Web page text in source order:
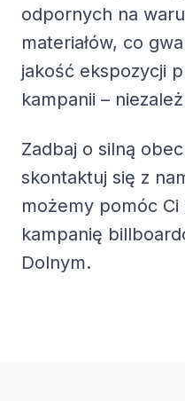
odpornych na
materiałów, co
jakość ekspozycji
kampanii –
Zadbaj o silną
skontaktuj się z
możemy pomóc
kampanię
Dolnym.